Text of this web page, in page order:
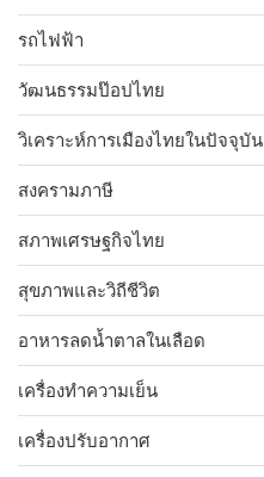
รถไฟฟ้า
วัฒนธรรมป๊อปไทย
วิเคราะห์การเมืองไทยในปัจจุบัน
สงครามภาษี
สภาพเศรษฐกิจไทย
สุขภาพและวิถีชีวิต
อาหารลดน้ำตาลในเลือด
เครื่องทำความเย็น
เครื่องปรับอากาศ